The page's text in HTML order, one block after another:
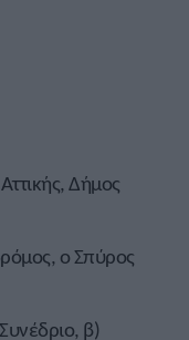
Δήμος
o Σπύρος
β)